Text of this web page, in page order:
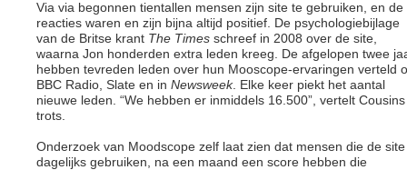
Via via begonnen tientallen mensen zijn site te gebruiken, en de
reacties waren en zijn bijna altijd positief. De psychologiebijlage
van de Britse krant The Times schreef in 2008 over de site,
waarna Jon honderden extra leden kreeg. De afgelopen twee
hebben tevreden leden over hun Mooscope-ervaringen verteld
BBC Radio, Slate en in Newsweek. Elke keer piekt het aantal
nieuwe leden. “We hebben er inmiddels 16.500”, vertelt Cousins
trots.
Onderzoek van Moodscope zelf laat zien dat mensen die de site
dagelijks gebruiken, na een maand een score hebben die